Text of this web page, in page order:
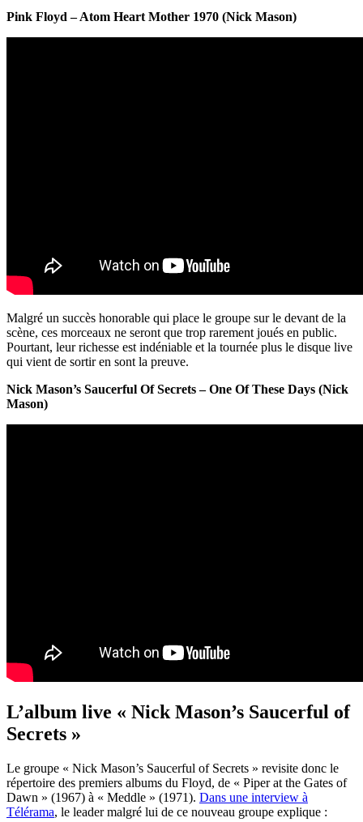
Pink Floyd – Atom Heart Mother 1970 (Nick Mason)
Malgré un succès honorable qui place le groupe sur le devant de la
scène, ces morceaux ne seront que trop rarement joués en public.
Pourtant, leur richesse est indéniable et la tournée plus le disque live
qui vient de sortir en sont la preuve.
Nick Mason’s Saucerful Of Secrets – One Of These Days (Nick
Mason)
L’album live « Nick Mason’s Saucerful of
Secrets »
Le groupe « Nick Mason’s Saucerful of Secrets » revisite donc le
répertoire des premiers albums du Floyd, de « Piper at the Gates of
Dawn » (1967) à « Meddle » (1971). Dans une interview à
Télérama, le leader malgré lui de ce nouveau groupe explique :